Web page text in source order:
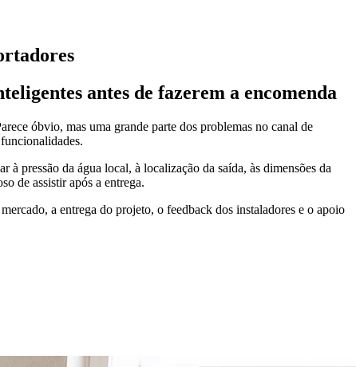
antes de fazerem a encomenda
óbvio, mas uma grande parte dos problemas no canal de
pressão da água local, à localização da saída, às dimensões da
de assistir após a entrega.
a entrega do projeto, o feedback dos instaladores e o apoio